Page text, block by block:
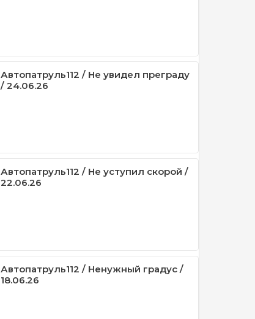
Автопатруль112 / Не увидел преграду
/ 24.06.26
Автопатруль112 / Не уступил скорой /
22.06.26
Автопатруль112 / Ненужный градус /
18.06.26